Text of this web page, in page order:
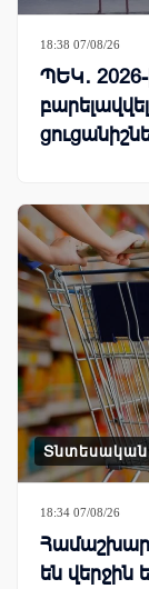
18:38 07/08/26
ՊԵԿ․
Տնտեսական
18:34 07/08/26
են վերջին